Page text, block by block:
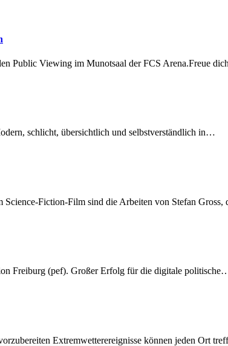
Public Viewing im Munotsaal der FCS Arena.Freue
schlicht, übersichtlich und selbstverständlich in…
Fiction-Film sind die Arbeiten von Stefan
Freiburg (pef). Großer Erfolg für die digitale
Extremwetterereignisse können jeden Ort